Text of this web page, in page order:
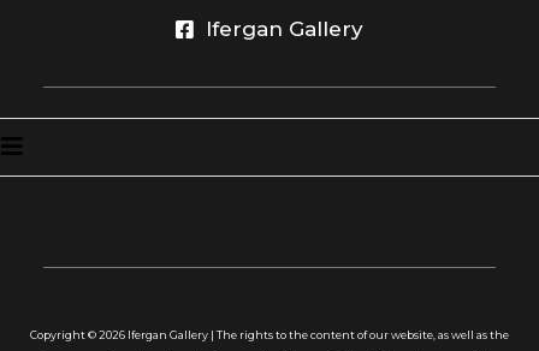
Ifergan Gallery
Copyright ©2026 Ifergan Gallery | The rights to the content of our website, as well as the